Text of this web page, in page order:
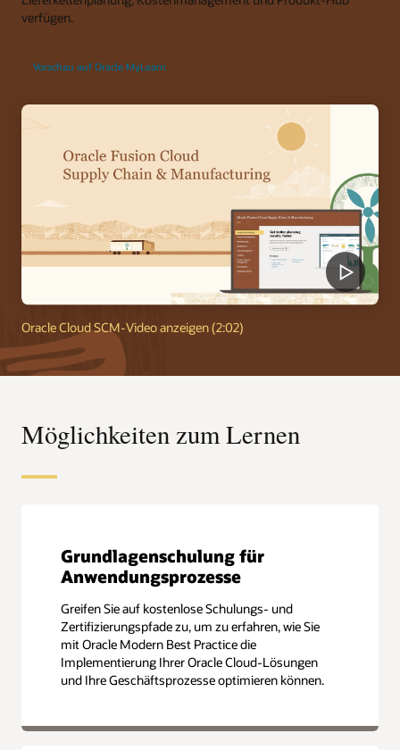
verfügen.
Vorschau auf Oracle MyLearn
Oracle Cloud SCM-Video anzeigen (2:02)
Möglichkeiten zum Lernen
Grundlagenschulung für
Anwendungsprozesse
Greifen Sie auf kostenlose Schulungs- und
Zertifizierungspfade zu, um zu erfahren, wie Sie
mit Oracle Modern Best Practice die
Implementierung Ihrer Oracle Cloud-Lösungen
und Ihre Geschäftsprozesse optimieren können.